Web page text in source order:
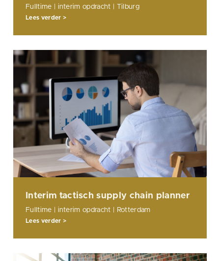
Fulltime | interim opdracht | Tilburg
Lees verder >
Interim tactisch supply chain planner
Fulltime | interim opdracht | Rotterdam
Lees verder >